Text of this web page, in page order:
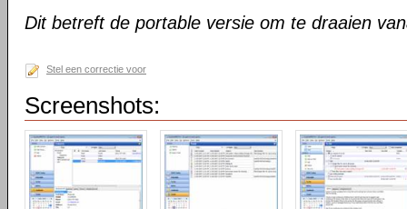
Dit betreft de portable versie om te draaien
Stel een correctie voor
Screenshots: